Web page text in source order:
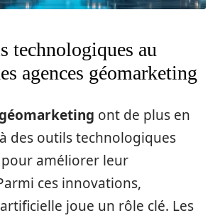
technologiques au
agences géomarketing
ont de plus en
des outils technologiques
améliorer leur
ces innovations,
joue un rôle clé. Les